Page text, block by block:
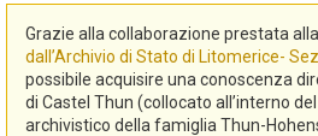
Grazie alla collaborazione prestata
dall’Archivio di Stato di Litomerice-
possibile acquisire una conoscenza
di Castel Thun (collocato all’interno
archivistico della famiglia Thun-